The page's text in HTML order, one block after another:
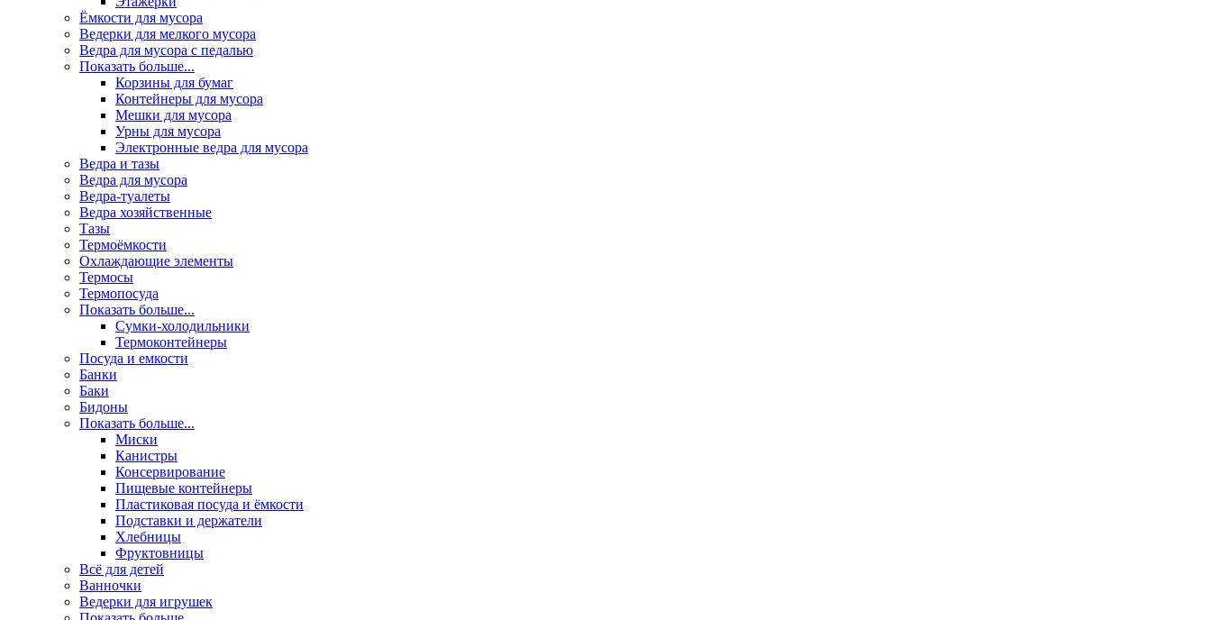
Ёмкости для мусора
Ведерки для мелкого мусора
Ведра для мусора с педалью
Показать больше...
Корзины для бумаг
Контейнеры для мусора
Мешки для мусора
Урны для мусора
Электронные ведра для мусора
Ведра и тазы
Ведра для мусора
Ведра-туалеты
Ведра хозяйственные
Тазы
Термоёмкости
Охлаждающие элементы
Термосы
Термопосуда
Показать больше...
Сумки-холодильники
Термоконтейнеры
Посуда и емкости
Банки
Баки
Бидоны
Показать больше...
Миски
Канистры
Консервирование
Пищевые контейнеры
Пластиковая посуда и ёмкости
Подставки и держатели
Хлебницы
Фруктовницы
Всё для детей
Ванночки
Ведерки для игрушек